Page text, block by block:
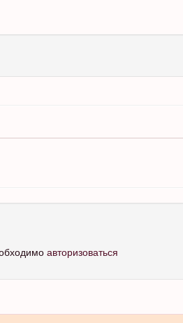
авторизоваться